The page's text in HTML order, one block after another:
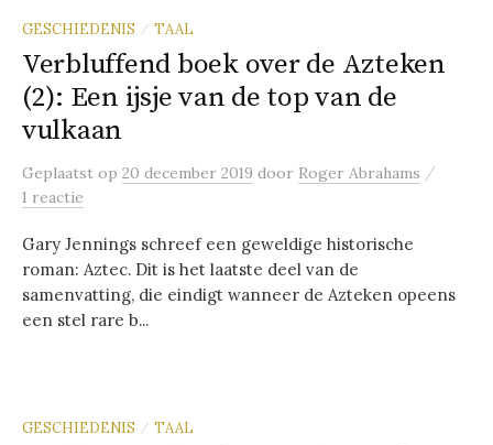
GESCHIEDENIS / TAAL
Verbluffend boek over de Azteken
(2): Een ijsje van de top van de
vulkaan
Geplaatst op 20 december 2019 door Roger Abrahams /
1 reactie
Gary Jennings schreef een geweldige historische
roman: Aztec. Dit is het laatste deel van de
samenvatting, die eindigt wanneer de Azteken opeens
een stel rare b...
GESCHIEDENIS / TAAL